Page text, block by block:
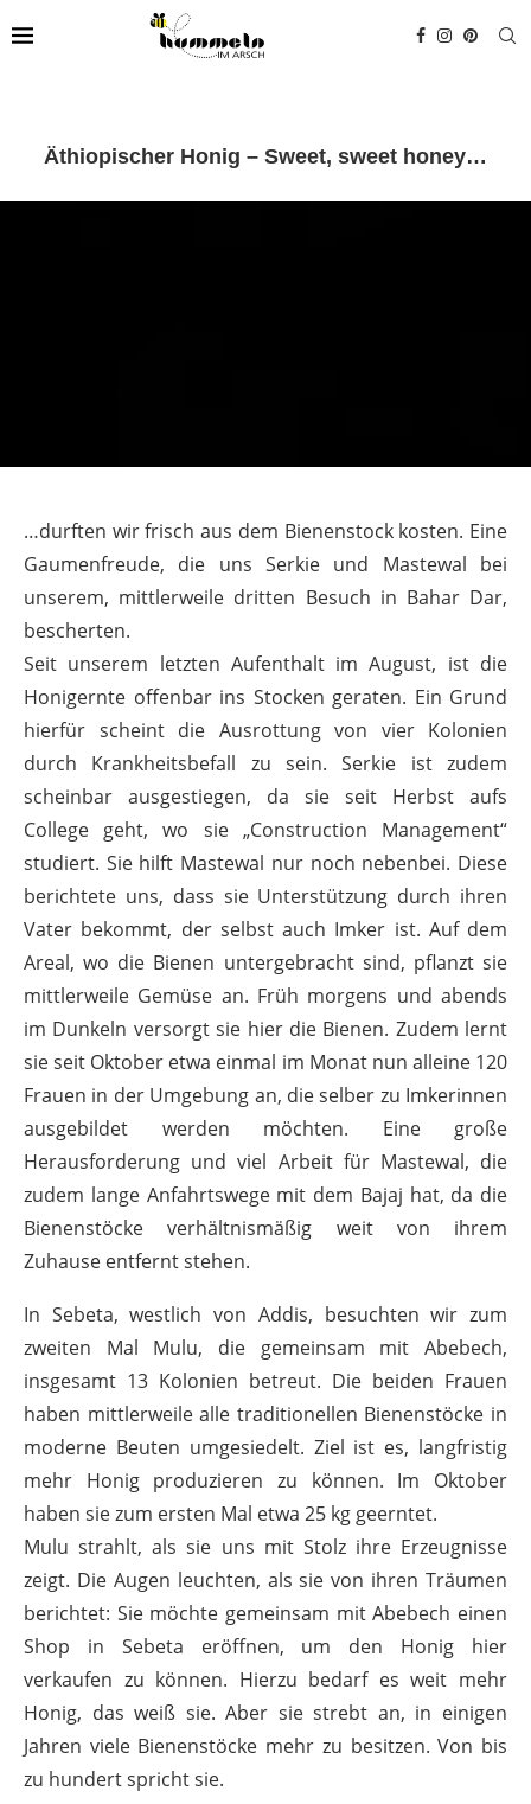
Äthiopischer Honig – Sweet, sweet honey…
…durften wir frisch aus dem Bienenstock kosten. Eine
Gaumenfreude, die uns Serkie und Mastewal bei
unserem, mittlerweile dritten Besuch in Bahar Dar,
bescherten.
Seit unserem letzten Aufenthalt im August, ist die
Honigernte offenbar ins Stocken geraten. Ein Grund
hierfür scheint die Ausrottung von vier Kolonien
durch Krankheitsbefall zu sein. Serkie ist zudem
scheinbar ausgestiegen, da sie seit Herbst aufs
College geht, wo sie „Construction Management“
studiert. Sie hilft Mastewal nur noch nebenbei. Diese
berichtete uns, dass sie Unterstützung durch ihren
Vater bekommt, der selbst auch Imker ist. Auf dem
Areal, wo die Bienen untergebracht sind, pflanzt sie
mittlerweile Gemüse an. Früh morgens und abends
im Dunkeln versorgt sie hier die Bienen. Zudem lernt
sie seit Oktober etwa einmal im Monat nun alleine 120
Frauen in der Umgebung an, die selber zu Imkerinnen
ausgebildet werden möchten. Eine große
Herausforderung und viel Arbeit für Mastewal, die
zudem lange Anfahrtswege mit dem Bajaj hat, da die
Bienenstöcke verhältnismäßig weit von ihrem
Zuhause entfernt stehen.
In Sebeta, westlich von Addis, besuchten wir zum
zweiten Mal Mulu, die gemeinsam mit Abebech,
insgesamt 13 Kolonien betreut. Die beiden Frauen
haben mittlerweile alle traditionellen Bienenstöcke in
moderne Beuten umgesiedelt. Ziel ist es, langfristig
mehr Honig produzieren zu können. Im Oktober
haben sie zum ersten Mal etwa 25 kg geerntet.
Mulu strahlt, als sie uns mit Stolz ihre Erzeugnisse
zeigt. Die Augen leuchten, als sie von ihren Träumen
berichtet: Sie möchte gemeinsam mit Abebech einen
Shop in Sebeta eröffnen, um den Honig hier
verkaufen zu können. Hierzu bedarf es weit mehr
Honig, das weiß sie. Aber sie strebt an, in einigen
Jahren viele Bienenstöcke mehr zu besitzen. Von bis
zu hundert spricht sie.